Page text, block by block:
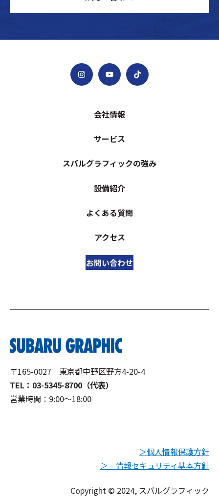
会社情報
サービス
スバルグラフィックの強み
設備紹介
よくある質問
アクセス
お問い合わせ
〒165-0027 東京都中野区野方4-20-4
TEL：03-5345-8700（代表）
営業時間：9:00～18:00
＞個人情報保護方針
＞ 情報セキュリティ基本方針
Copyright © 2024, スバルグラフィック